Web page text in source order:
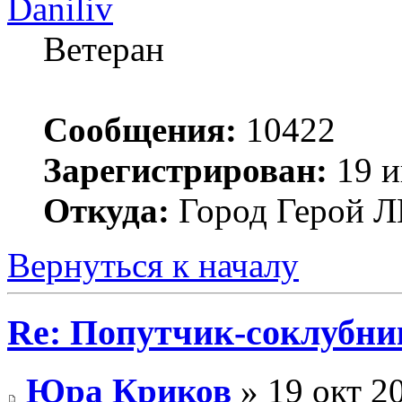
Daniliv
Ветеран
Сообщения: 10422
Зарегистрирован: 19
Откуда: Город Герой
Вернуться к началу
Re: Попутчик-
Юра Криков » 19 окт